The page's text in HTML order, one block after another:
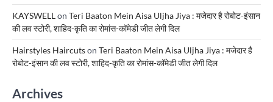
KAYSWELLon Teri Baaton Mein Aisa Uljha Jiya : मजेदार है रोबोट-इंसान
की लव स्टोरी, शाहिद-कृति का रोमांस-कॉमेडी जीत लेगी दिल
Hairstyles Haircutson Teri Baaton Mein Aisa Uljha Jiya : मजेदार है
रोबोट-इंसान की लव स्टोरी, शाहिद-कृति का रोमांस-कॉमेडी जीत लेगी दिल
Archives